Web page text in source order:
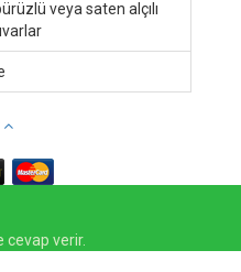
veya saten alçılı
cevap verir.